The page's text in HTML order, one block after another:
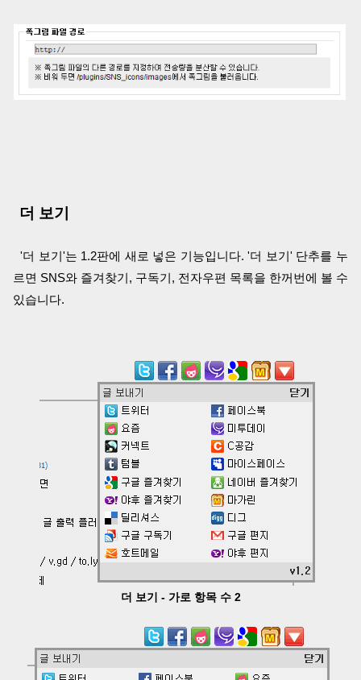
더 보기
'더 보기'는 1.2판에 새로 넣은 기능입니다. '더 보기' 단추를 누
르면 SNS와 즐겨찾기, 구독기, 전자우편 목록을 한꺼번에 볼 수
있습니다.
더 보기 - 가로 항목 수 2